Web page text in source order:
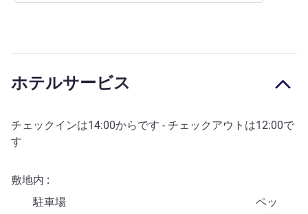
ホテルサービス
チェックインは14:00からです - チェックアウトは12:00で
す
敷地内
駐車場
ペッ